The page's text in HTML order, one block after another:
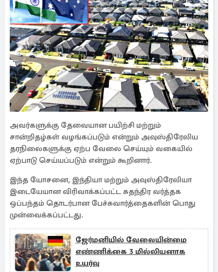
அவர்களுக்கு தேவையான பயிற்சி மற்றும்
சான்றிதழ்கள் வழங்கப்படும் என்றும் அவுஸ்திரேலிய
தரநிலைகளுக்கு ஏற்ப வேலை செய்யும் வகையில்
ஏற்பாடு செய்யப்படும் என்றும் கூறினார்.
இந்த யோசனை, இந்தியா மற்றும் அவுஸ்திரேலியா
இடையேயான விரிவாக்கப்பட்ட சுதந்திர வர்த்தக
ஒப்பந்தம் தொடர்பான பேச்சுவார்த்தைகளின் பொது
முன்வைக்கப்பட்டது.
ஜேர்மனியில் வேலையின்மை
எண்ணிக்கை 3 மில்லியனாக
உயர்வு